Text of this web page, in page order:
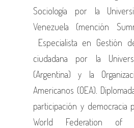
Sociología por la
Venezuela (mención
Especialista en Gestión
ciudadana por la
(Argentina) y la
Americanos (OEA).
participación y democracia
World Federation of